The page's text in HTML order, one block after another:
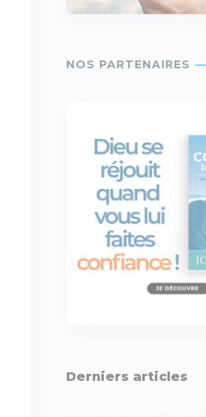
Derniers articles